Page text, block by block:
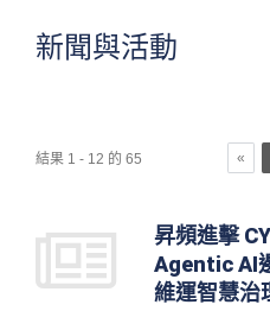
新聞與活動
結果 1 - 12 的 65 «
昇頻進擊
Agentic AI
維運智慧治